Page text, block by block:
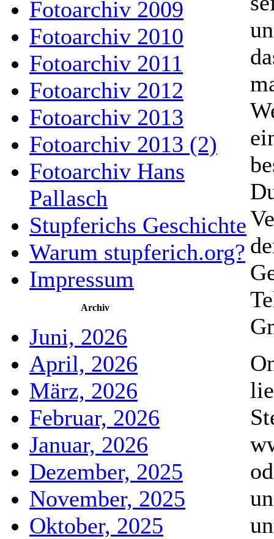
Fotoarchiv 2009
Fotoarchiv 2010
Fotoarchiv 2011
Fotoarchiv 2012
Fotoarchiv 2013
Fotoarchiv 2013 (2)
Fotoarchiv Hans
Pallasch
Stupferichs Geschichte
Warum stupferich.org?
Impressum
Archiv
Juni, 2026
April, 2026
März, 2026
Februar, 2026
Januar, 2026
Dezember, 2025
November, 2025
Oktober, 2025